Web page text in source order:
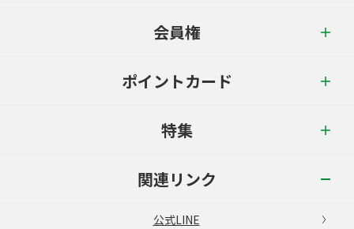
会員権
ポイントカード
特集
関連リンク
公式LINE